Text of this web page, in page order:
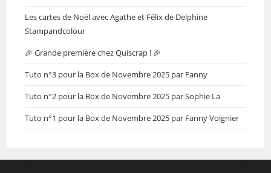
Les cartes de Noël avec Agathe et Félix de Delphine
Stampandcolour
🎉 Grande première chez Quiscrap ! 🎉
Tuto n°3 pour la Box de Novembre 2025 par Fanny
Tuto n°2 pour la Box de Novembre 2025 par Sophie La
Tuto n°1 pour la Box de Novembre 2025 par Fanny Voignier